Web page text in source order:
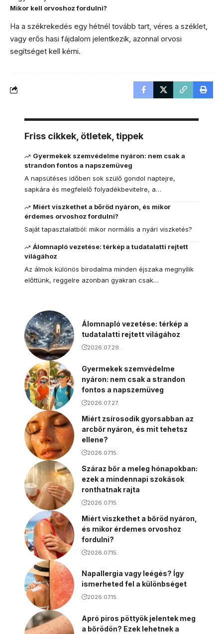
Mikor kell orvoshoz fordulni?
Ha a székrekedés egy hétnél tovább tart, véres a széklet,
vagy erős hasi fájdalom jelentkezik, azonnal orvosi
segítséget kell kérni.
Friss cikkek, ötletek, tippek
Gyermekek szemvédelme nyáron: nem csak a
strandon fontos a napszemüveg
A napsütéses időben sok szülő gondol naptejre,
sapkára és megfelelő folyadékbevitelre, a…
Miért viszkethet a bőröd nyáron, és mikor
érdemes orvoshoz fordulni?
Saját tapasztalatból: mikor normális a nyári viszketés?
Álomnapló vezetése: térkép a tudatalatti rejtett
világához
Az álmok különös birodalma minden éjszaka megnyílik
előttünk, reggelre azonban gyakran csak…
Álomnapló vezetése: térkép a
tudatalatti rejtett világához
2026.07.29.
Gyermekek szemvédelme
nyáron: nem csak a strandon
fontos a napszemüveg
2026.07.27.
Miért zsírosodik gyorsabban az
arcbőr nyáron, és mit tehetsz
ellene?
2026.07.15.
Száraz bőr a meleg hónapokban:
ezek a mindennapi szokások
ronthatnak rajta
2026.07.15.
Miért viszkethet a bőröd nyáron,
és mikor érdemes orvoshoz
fordulni?
2026.07.15.
Napallergia vagy leégés? Így
ismerheted fel a különbséget
2026.07.15.
Apró piros pöttyök jelentek meg
a bőrödön? Ezek lehetnek a